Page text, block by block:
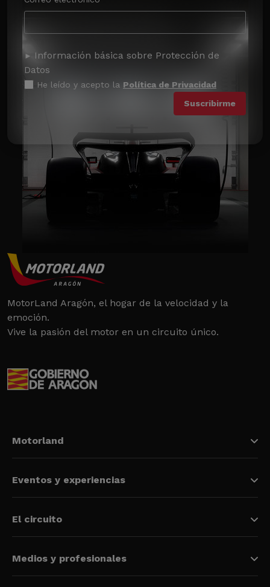
Información básica sobre Protección de
Datos
He leído y acepto la Política de Privacidad
MotorLand Aragón, el hogar de la velocidad y la
emoción.
Vive la pasión del motor en un circuito único.
Motorland
Eventos y experiencias
El circuito
Medios y profesionales